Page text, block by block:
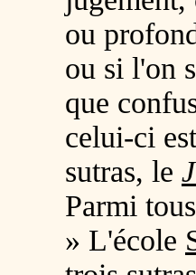
ou
ou si l'on
que
celui-ci
sutras, le
Parmi
» L'école